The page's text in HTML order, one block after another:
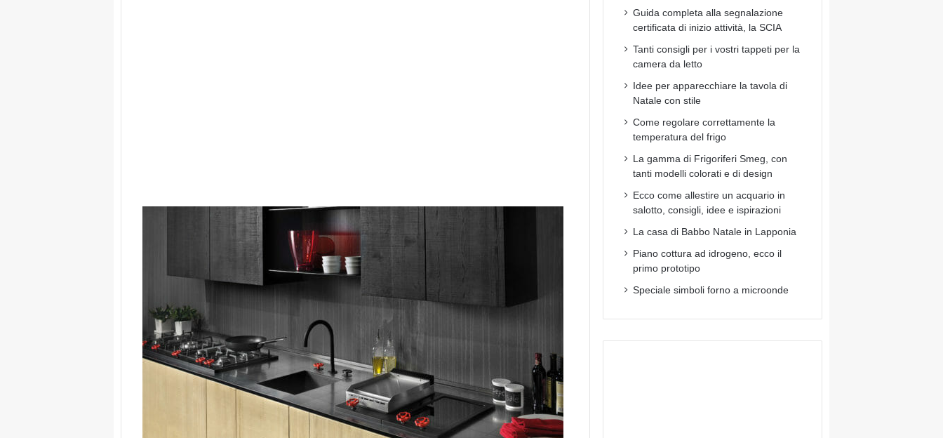
Guida completa alla segnalazione
certificata di inizio attività, la SCIA
Tanti consigli per i vostri tappeti per la
camera da letto
Idee per apparecchiare la tavola di
Natale con stile
Come regolare correttamente la
temperatura del frigo
La gamma di Frigoriferi Smeg, con
tanti modelli colorati e di design
Ecco come allestire un acquario in
salotto, consigli, idee e ispirazioni
La casa di Babbo Natale in Lapponia
Piano cottura ad idrogeno, ecco il
primo prototipo
Speciale simboli forno a microonde